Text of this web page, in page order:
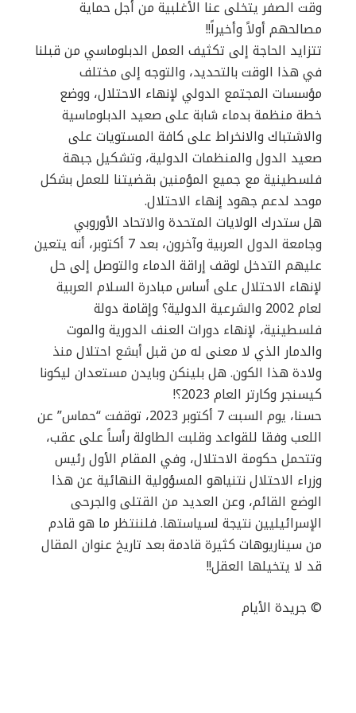
وقت الصفر يتخلى عنا الأغلبية من أجل حماية
مصالحهم أولاً وأخيراً!!
تتزايد الحاجة إلى تكثيف العمل الدبلوماسي من قبلنا
في هذا الوقت بالتحديد، والتوجه إلى مختلف
مؤسسات المجتمع الدولي لإنهاء الاحتلال، ووضع
خطة منظمة بدماء شابة على صعيد الدبلوماسية
والاشتباك والانخراط على كافة المستويات على
صعيد الدول والمنظمات الدولية، وتشكيل جبهة
فلسطينية مع جميع المؤمنين بقضيتنا للعمل بشكل
موحد لدعم جهود إنهاء الاحتلال.
هل ستدرك الولايات المتحدة والاتحاد الأوروبي
وجامعة الدول العربية وآخرون، بعد 7 أكتوبر، أنه يتعين
عليهم التدخل لوقف إراقة الدماء والتوصل إلى حل
لإنهاء الاحتلال على أساس مبادرة السلام العربية
لعام 2002 والشرعية الدولية؟ وإقامة دولة
فلسطينية، لإنهاء دورات العنف الدورية والموت
والدمار الذي لا معنى له من قبل أبشع احتلال منذ
ولادة هذا الكون. هل بلينكن وبايدن مستعدان ليكونا
كيسنجر وكارتر العام 2023؟!
حسنا، يوم السبت 7 أكتوبر 2023، توقفت “حماس” عن
اللعب وفقا للقواعد وقلبت الطاولة رأساً على عقب،
وتتحمل حكومة الاحتلال، وفي المقام الأول رئيس
وزراء الاحتلال نتنياهو المسؤولية النهائية عن هذا
الوضع القائم، وعن العديد من القتلى والجرحى
الإسرائيليين نتيجة لسياستها. فلننتظر ما هو قادم
من سيناريوهات كثيرة قادمة بعد تاريخ عنوان المقال
قد لا يتخيلها العقل!!
©️ جريدة الأيام